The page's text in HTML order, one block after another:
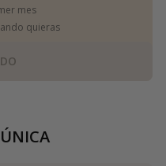
mes
quieras